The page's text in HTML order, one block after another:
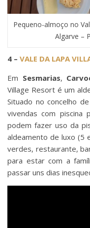
Pequeno-almoço no
Algarve –
4 – VALE DA LAPA
Em Sesmarias,
Village Resort é um
Situado no concelho
vivendas com piscina
podem fazer uso da
aldeamento de luxo (5
verdes, restaurante,
para estar com a
passar uns dias